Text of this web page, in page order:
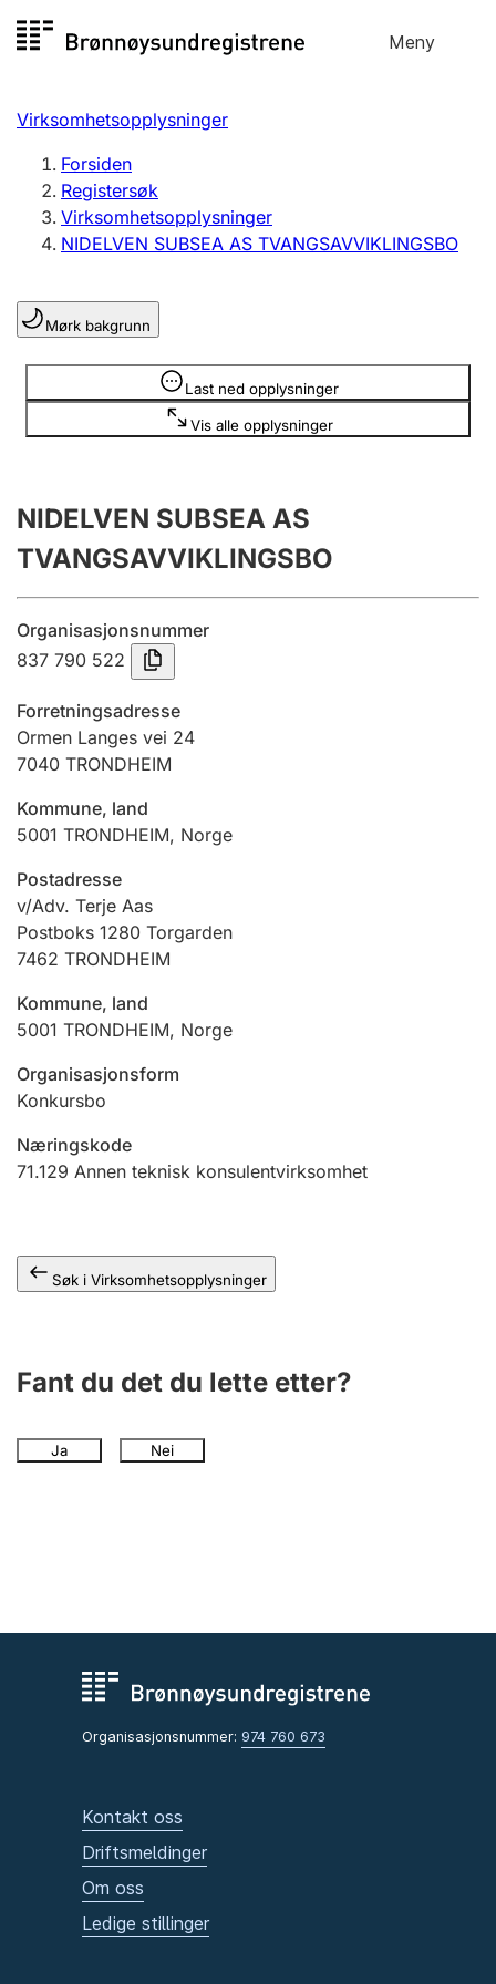
til
Meny
Registersøk
Aksjeselskap
Enkeltpersonforetak
Registrere, endre, slette
Lag og forening
Registrere, endre, slette
Innsending og forsinkelsesgebyr
Tinglysing
Jeger
Betaling og jegeravgiftskort
Ektepaktveileder
Offentlig sektor
Andre tema
Virksomhetsopplysninger
Forsiden
Registersøk
Virksomhetsopplysninger
NIDELVEN SUBSEA AS TVANGSAVVIKLINGSBO
Mørk bakgrunn
Last ned opplysninger
Vis alle opplysninger
Opplysninger er skjult
NIDELVEN SUBSEA AS
TVANGSAVVIKLINGSBO
Organisasjonsnummer
837 790 522
Forretningsadresse
Ormen Langes vei 24
7040 TRONDHEIM
Kommune, land
5001 TRONDHEIM, Norge
Postadresse
v/Adv. Terje Aas
Postboks 1280 Torgarden
7462 TRONDHEIM
Kommune, land
5001 TRONDHEIM, Norge
Organisasjonsform
Konkursbo
Næringskode
71.129 Annen teknisk konsulentvirksomhet
Søk i Virksomhetsopplysninger
Fant du det du lette etter?
Ja Nei
Organisasjonsnummer: 974 760 673
Kontakt oss
Driftsmeldinger
Om oss
Ledige stillinger